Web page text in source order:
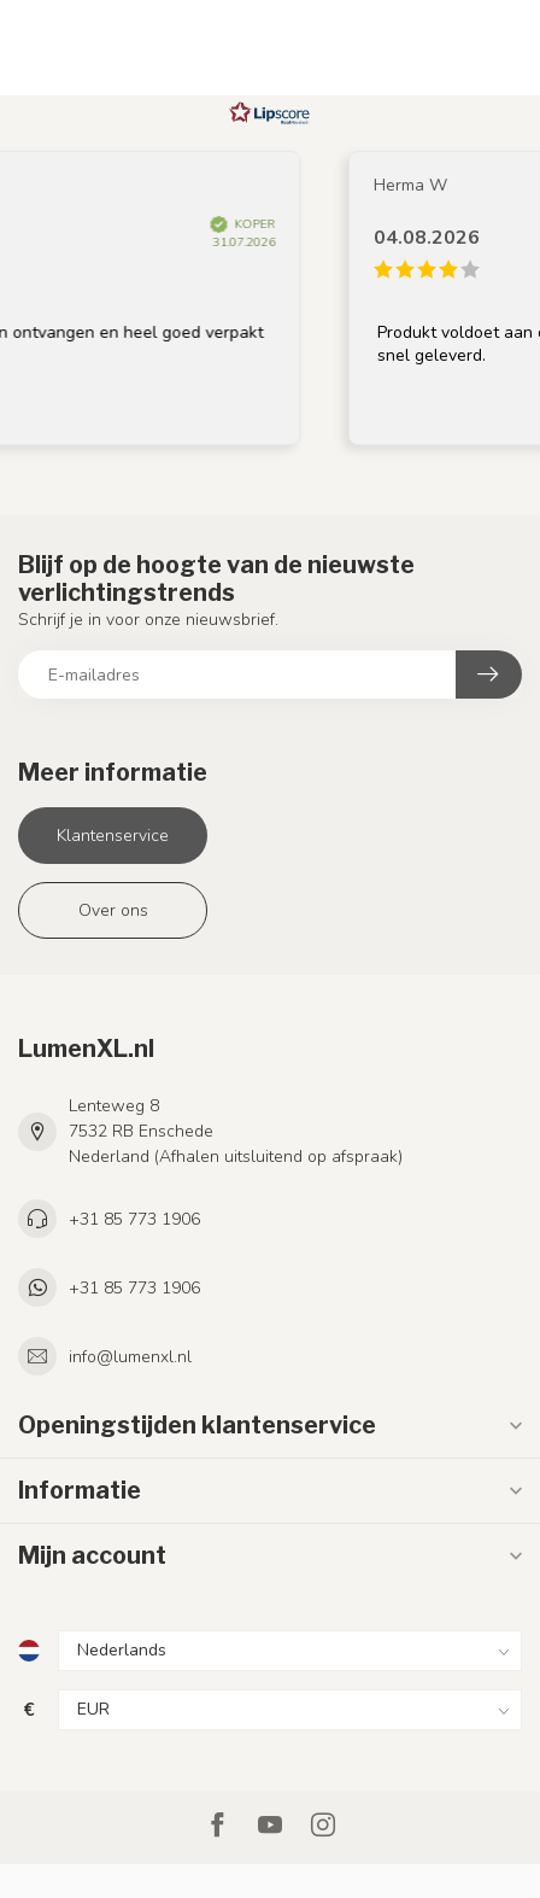
KOPER
31.07.2026
en heel goed verpakt
Herma W
04.08.2026
Produkt voldoet aan
snel geleverd.
Meer informatie
Klantenservice
Over ons
Blijf op de hoogte van de nieuwste
verlichtingstrends
Schrijf je in voor onze nieuwsbrief.
LumenXL.nl
Lenteweg 8
7532 RB Enschede
Nederland (Afhalen uitsluitend op afspraak)
+31 85 773 1906
+31 85 773 1906
info@lumenxl.nl
Openingstijden klantenservice
Informatie
Mijn account
€